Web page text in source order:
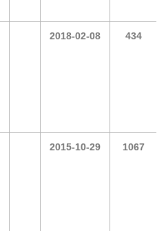
2018-02-08 434
2015-10-29 1067